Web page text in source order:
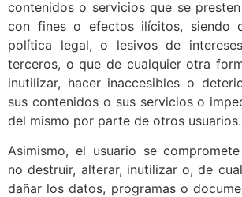
contenidos o servicios que se
con fines o efectos ilícitos, siendo
política legal, o lesivos de
terceros, o que de cualquier otra
inutilizar, hacer inaccesibles o
sus contenidos o sus servicios o
del mismo por parte de otros usuarios.
Asimismo, el usuario se
no destruir, alterar, inutilizar o, de
dañar los datos, programas o